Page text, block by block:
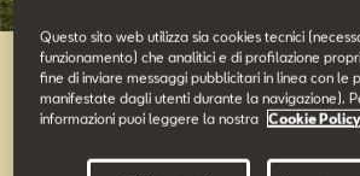
Service
Offerte Business
Questo sito web utilizza sia cookies tecnici
funzionamento) che analitici e di profilazione
fine di inviare messaggi pubblicitari in linea con le
manifestate dagli utenti durante la navigazione).
informazioni puoi leggere la nostra
Cookie Policy